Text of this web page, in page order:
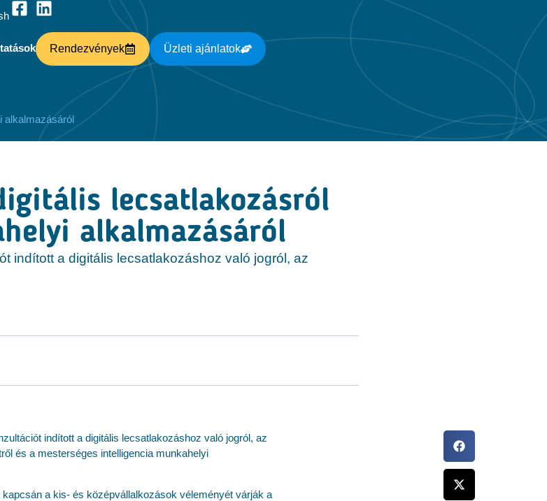
Rendezvények Üzleti ajánlatok
alkalmazásáról
lecsatlakozásról
alkalmazásáról
indított a digitális lecsatlakozáshoz való jogról, az
indított a digitális lecsatlakozáshoz való jogról, az
és a mesterséges intelligencia munkahelyi
kapcsán a kis- és középvállalkozások véleményét várják a